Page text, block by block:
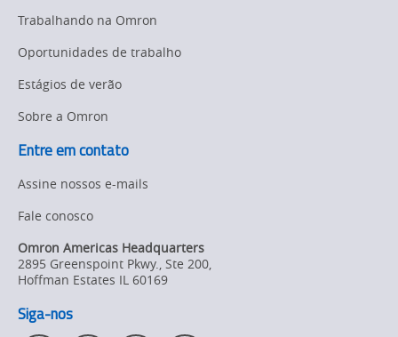
Trabalhando na Omron
Oportunidades de trabalho
Estágios de verão
Sobre a Omron
Entre em contato
Assine nossos e-mails
Fale conosco
Omron Americas Headquarters
2895 Greenspoint Pkwy., Ste 200,
Hoffman Estates IL 60169
Siga-nos